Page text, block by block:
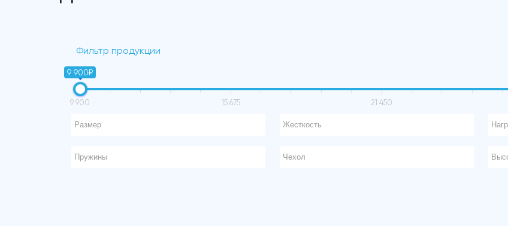
Фильтр продукции
9 900₽
9 900 15 675 21 450